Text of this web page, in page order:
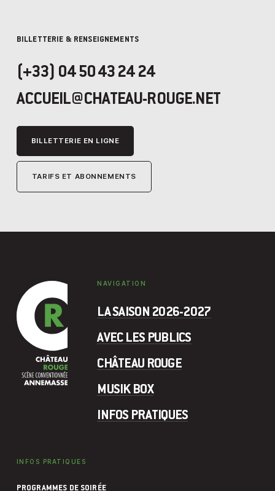
BILLETTERIE & RENSEIGNEMENTS
(+33) 04 50 43 24 24
ACCUEIL@CHATEAU-ROUGE.NET
BILLETTERIE EN LIGNE
TARIFS ET ABONNEMENTS
NAVIGATION
LA SAISON 2026-2027
AVEC LES PUBLICS
CHÂTEAU ROUGE
MUSIK BOX
INFOS PRATIQUES
INFOS PRATIQUES
PROGRAMMES DE SOIRÉE